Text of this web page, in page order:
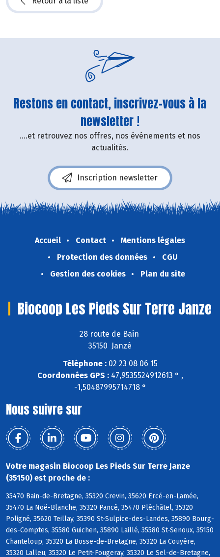
Restons en contact, inscrivez-vous à la
newsletter !
....et retrouvez nos offres, nos événements et nos
actualités.
Inscription newsletter
Accueil Contact
Mentions légales
Protection des données
CGU
Gestion des cookies
Plan du site
Biocoop Les Pieds Sur Terre Janze
28 route de Bain
35150 Janzé
Téléphone :02 23 08 06 15
Coordonnées GPS :47,9535524912613 ° ,
-1,50487995714718 °
Nous suivre sur
Votre magasin Biocoop Les Pieds Sur Terre Janze
(35150) est proche de :
35470 Bain-de-Bretagne, 35320 Crevin, 35620 Ercé-en-Lamée,
35470 La Noë-Blanche, 35320 Pancé, 35470 Pléchâtel, 35320
Poligné, 35620 Teillay, 35390 St-Sulpice-des-Landes, 35890 Bourg-
des-Comptes, 35580 Guichen, 35890 Laillé, 35580 St-Senoux, 35150
Chanteloup, 35320 La Bosse-de-Bretagne, 35320 La Couyère,
35320 Lalleu, 35320 Le Petit-Fougeray, 35320 Le Sel-de-Bretagne,